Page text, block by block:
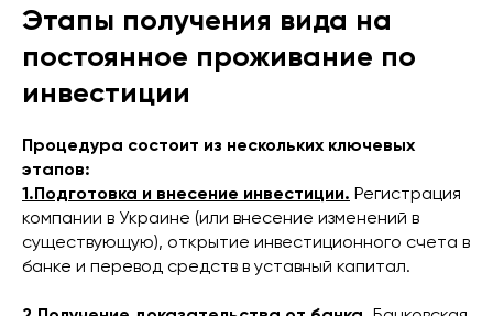
Этапы получения вида на
постоянное проживание по
инвестиции
Процедура состоит из нескольких ключевых
этапов:
1.Подготовка и внесение инвестиции. Регистрация
компании в Украине (или внесение изменений в
существующую), открытие инвестиционного счета в
банке и перевод средств в уставный капитал.